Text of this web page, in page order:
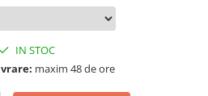
IN STOC
maxim 48 de ore